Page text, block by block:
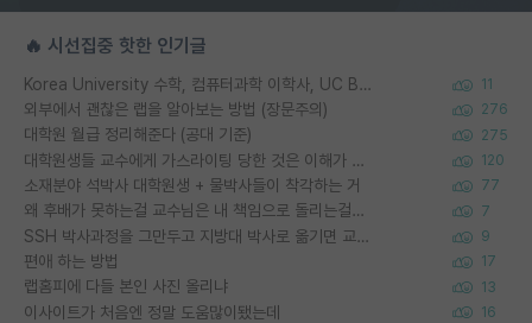
🔥 시선집중 핫한 인기글
Korea University 수학, 컴퓨터과학 이학사, UC Berkeley 산업공학 대학원 공학박사가 되는 것은 쉽지 않겠죠? 11
외부에서 괜찮은 랩을 알아보는 방법 (장문주의) 276
대학원 월급 정리해준다 (공대 기준) 275
대학원생들 교수에게 가스라이팅 당한 것은 이해가 갑니다. 안타깝네요. 120
소재분야 석박사 대학원생 + 물박사들이 착각하는 거 77
왜 후배가 못하는걸 교수님은 내 책임으로 돌리는걸까요? 7
SSH 박사과정을 그만두고 지방대 박사로 옮기면 교수의 꿈은 끝일까요? 9
편애 하는 방법 17
랩홈피에 다들 본인 사진 올리냐 13
이사이트가 처음엔 정말 도움많이됐는데 16